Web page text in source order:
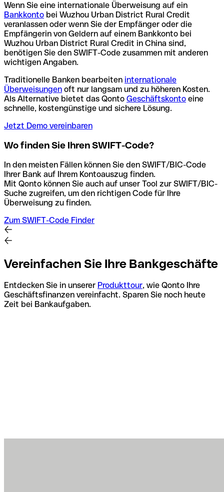
Wenn Sie eine internationale Überweisung auf ein
Bankkonto bei Wuzhou Urban District Rural Credit
veranlassen oder wenn Sie der Empfänger oder die
Empfängerin von Geldern auf einem Bankkonto bei
Wuzhou Urban District Rural Credit in China sind,
benötigen Sie den SWIFT-Code zusammen mit anderen
wichtigen Angaben.
Traditionelle Banken bearbeiten internationale
Überweisungen oft nur langsam und zu höheren Kosten.
Als Alternative bietet das Qonto Geschäftskonto eine
schnelle, kostengünstige und sichere Lösung.
Jetzt Demo vereinbaren
Wo finden Sie Ihren SWIFT-Code?
In den meisten Fällen können Sie den SWIFT/BIC-Code
Ihrer Bank auf Ihrem Kontoauszug finden.
Mit Qonto können Sie auch auf unser Tool zur SWIFT/BIC-
Suche zugreifen, um den richtigen Code für Ihre
Überweisung zu finden.
Zum SWIFT-Code Finder
Vereinfachen Sie Ihre Bankgeschäfte
Entdecken Sie in unserer Produkttour, wie Qonto Ihre
Geschäftsfinanzen vereinfacht. Sparen Sie noch heute
Zeit bei Bankaufgaben.